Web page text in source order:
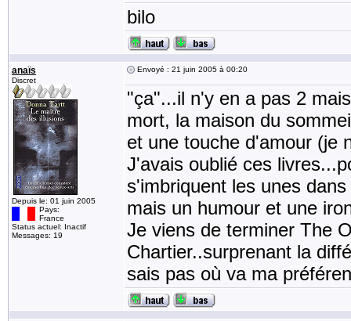
bilo
anaïs
Discret
Depuis le: 01 juin 2005
Pays:
France
Status actuel: Inactif
Messages: 19
Envoyé : 21 juin 2005 à 00:20
"ça"...il n'y en a pas 2
mort, la maison du
et une touche d'amour (je
J'avais oublié ces
s'imbriquent les unes
mais un humour et une
Je viens de terminer The
Chartier..surprenant la
sais pas où va ma